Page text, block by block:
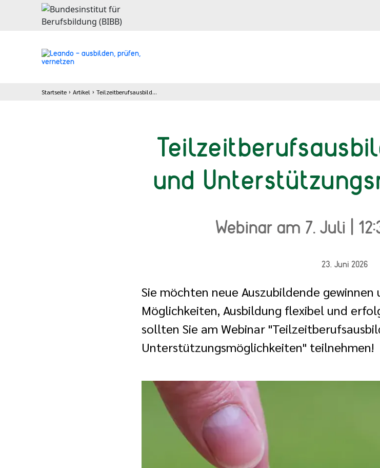
Startseite Artikel Teilzeitberufsausbildung: Förder- und Unterstützungsmöglichkeiten
und
Webinar am 7. Juli |
23. Juni 2026
Sie möchten neue Auszubildende gewinnen
Möglichkeiten, Ausbildung flexibel und
sollten Sie am Webinar
Unterstützungsmöglichkeiten" teilnehmen!